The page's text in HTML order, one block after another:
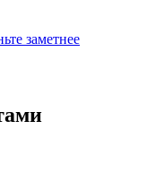
заметнее